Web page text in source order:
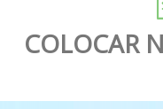
COLOCAR